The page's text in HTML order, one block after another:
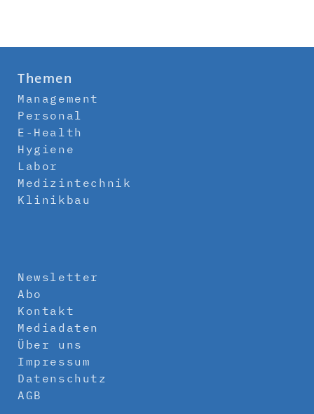
Themen
Management
Personal
E-Health
Hygiene
Labor
Medizintechnik
Klinikbau
Newsletter
Abo
Kontakt
Mediadaten
Über uns
Impressum
Datenschutz
AGB